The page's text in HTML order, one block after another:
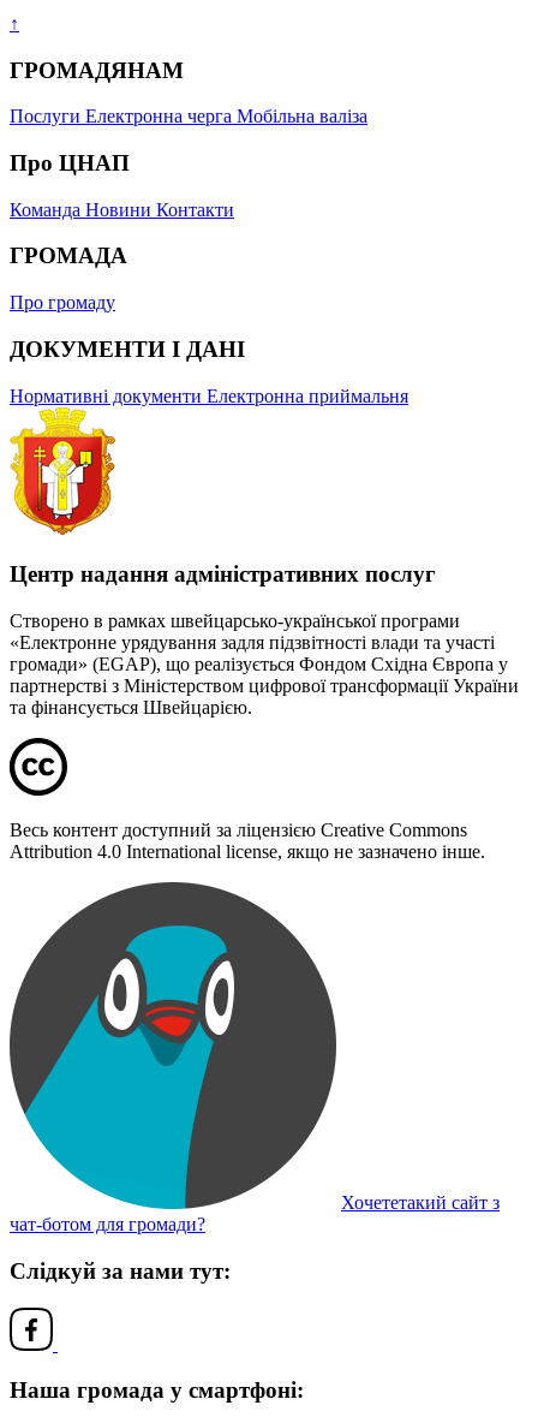
↑
ГРОМАДЯНАМ
Послуги Електронна черга Мобільна валіза
Про ЦНАП
Команда Новини Контакти
ГРОМАДА
Про громаду
ДОКУМЕНТИ І ДАНІ
Нормативні документи Електронна приймальня
Центр надання адміністративних послуг
Створено в рамках швейцарсько-української програми
«Електронне урядування задля підзвітності влади та участі
громади» (EGAP), що реалізується Фондом Східна Європа у
партнерстві з Міністерством цифрової трансформації України
та фінансується Швейцарією.
Весь контент доступний за ліцензією Creative Commons
Attribution 4.0 International license, якщо не зазначено інше.
Хочететакий сайт з
чат-ботом для громади?
Слідкуй за нами тут:
Наша громада у смартфоні: